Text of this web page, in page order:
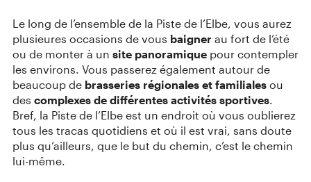
Le long de l’ensemble de la Piste de l’Elbe, vous aurez
plusieures occasions de vous baigner au fort de l’été
ou de monter à un site panoramique pour contempler
les environs. Vous passerez également autour de
beaucoup de brasseries régionales et familiales ou
des complexes de différentes activités sportives.
Bref, la Piste de l’Elbe est un endroit où vous oublierez
tous les tracas quotidiens et où il est vrai, sans doute
plus qu’ailleurs, que le but du chemin, c’est le chemin
lui-même.